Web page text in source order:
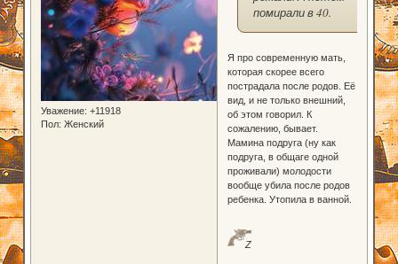
Уважение: +11918
Пол: Женский
помирали в 40.
Я про современную мать,
которая скорее всего
пострадала после родов. Её
вид, и не только внешний,
об этом говорил. К
сожалению, бывает.
Мамина подруга (ну как
подруга, в общаге одной
проживали) молодости
вообще убила после родов
ребенка. Утопила в ванной.
Z